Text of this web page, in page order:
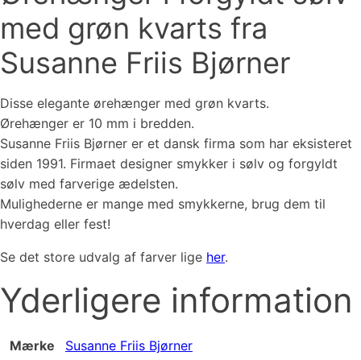
med grøn kvarts fra
Susanne Friis Bjørner
Disse elegante ørehænger med grøn kvarts.
Ørehænger er 10 mm i bredden.
Susanne Friis Bjørner er et dansk firma som har eksisteret
siden 1991. Firmaet designer smykker i sølv og forgyldt
sølv med farverige ædelsten.
Mulighederne er mange med smykkerne, brug dem til
hverdag eller fest!
Se det store udvalg af farver lige her.
Yderligere information
Mærke Susanne Friis Bjørner